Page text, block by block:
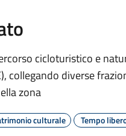
cicloturistico e
collegando diverse
zona
culturale Tempo